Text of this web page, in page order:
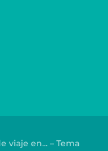
viaje en... – Tema